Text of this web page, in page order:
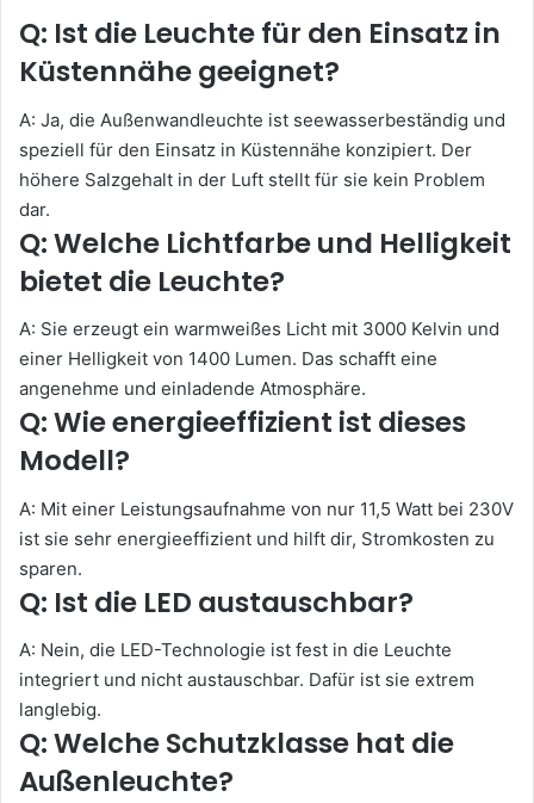
Q: Ist die Leuchte für den Einsatz in
Küstennähe geeignet?
A: Ja, die Außenwandleuchte ist seewasserbeständig und
speziell für den Einsatz in Küstennähe konzipiert. Der
höhere Salzgehalt in der Luft stellt für sie kein Problem
dar.
Q: Welche Lichtfarbe und Helligkeit
bietet die Leuchte?
A: Sie erzeugt ein warmweißes Licht mit 3000 Kelvin und
einer Helligkeit von 1400 Lumen. Das schafft eine
angenehme und einladende Atmosphäre.
Q: Wie energieeffizient ist dieses
Modell?
A: Mit einer Leistungsaufnahme von nur 11,5 Watt bei 230V
ist sie sehr energieeffizient und hilft dir, Stromkosten zu
sparen.
Q: Ist die LED austauschbar?
A: Nein, die LED-Technologie ist fest in die Leuchte
integriert und nicht austauschbar. Dafür ist sie extrem
langlebig.
Q: Welche Schutzklasse hat die
Außenleuchte?